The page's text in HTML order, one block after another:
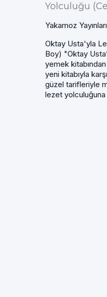
Yolculuğu
Yakamoz Yayınları
Oktay Usta'yla
Boy) "Oktay
yemek
yeni kitabıyla
güzel tarifleriyle
lezet yolculuğuna